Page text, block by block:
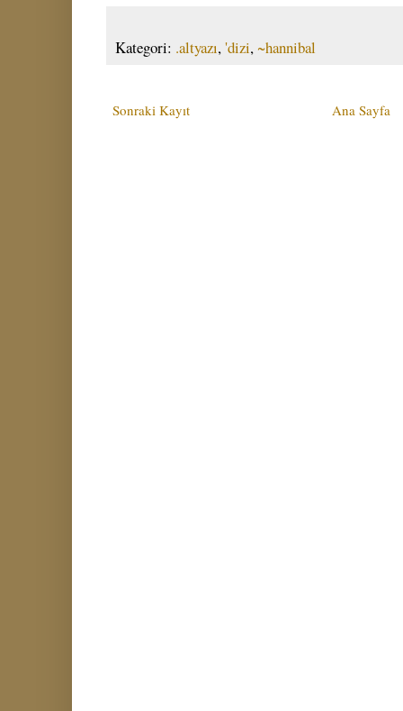
Kategori: .altyazı,'dizi, ~hannibal
Sonraki Kayıt Ana Sayfa